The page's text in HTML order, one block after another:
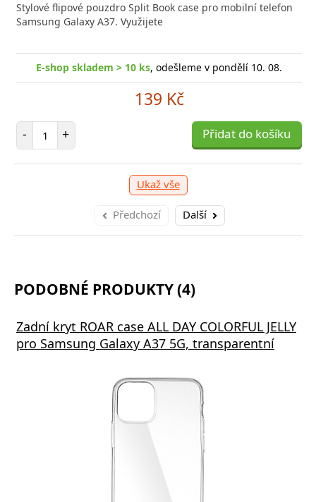
Stylové flipové pouzdro Split Book case pro mobilní telefon
Samsung Galaxy A37. Využijete
E-shop skladem > 10 ks, odešleme v pondělí 10. 08.
139 Kč
- Počet položek
+ Přidat do košíku
Ukaž vše
Předchozí Další
PODOBNÉ PRODUKTY (4)
Zadní kryt ROAR case ALL DAY COLORFUL JELLY
pro Samsung Galaxy A37 5G, transparentní